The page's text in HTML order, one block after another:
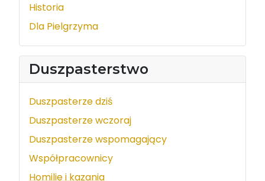
Historia
Dla Pielgrzyma
Duszpasterstwo
Duszpasterze dziś
Duszpasterze wczoraj
Duszpasterze wspomagający
Współpracownicy
Homilie i kazania